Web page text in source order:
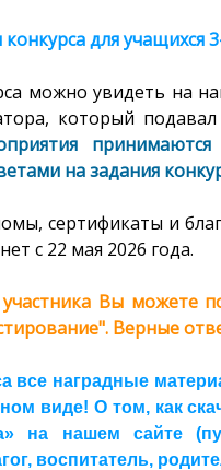
для учащихся
можно увидеть на
который
на задания
сертификаты и
с 22 мая 2026 года.
Вы можете
Верные
все наградные
виде! О том, как
на нашем сайте
воспитатель,